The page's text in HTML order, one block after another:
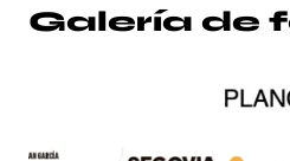
Galería de